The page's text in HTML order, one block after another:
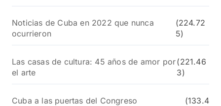
Noticias de Cuba en 2022 que nunca
ocurrieron
(224.72
5)
Las casas de cultura: 45 años de amor por
el arte
(221.46
3)
Cuba a las puertas del Congreso
(133.4